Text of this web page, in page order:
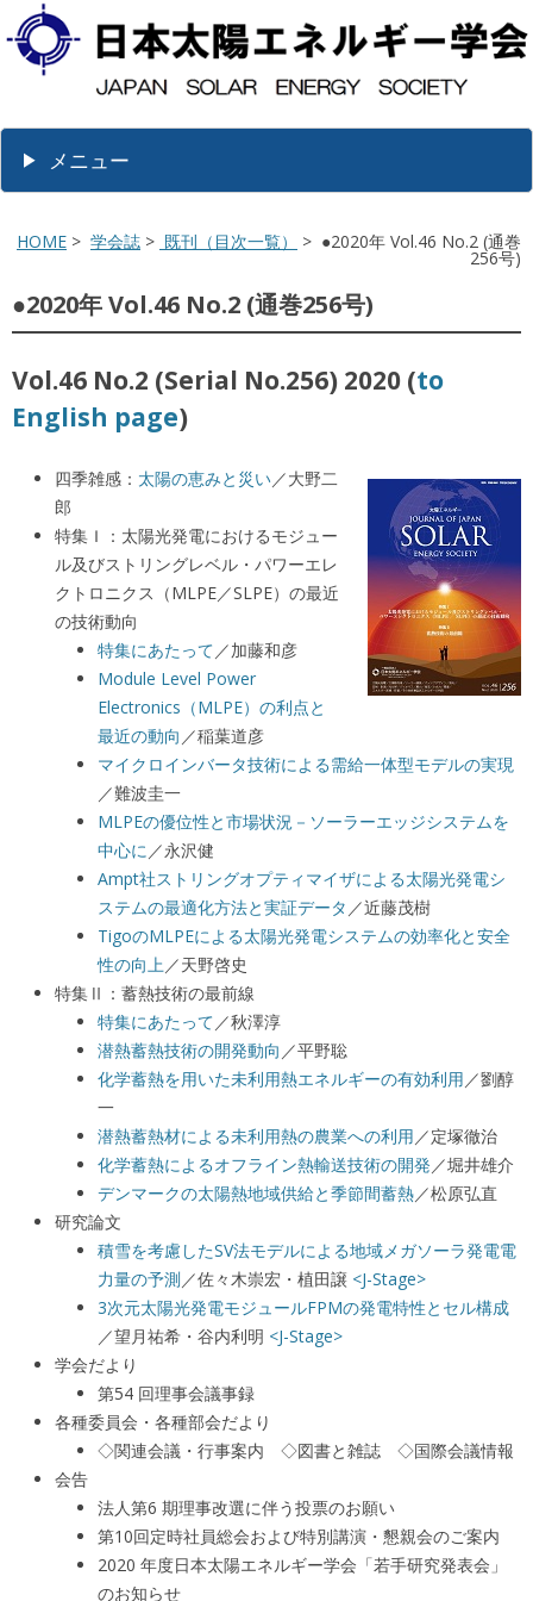
メニュー
HOME > 学会誌 > 既刊（目次一覧） > ●2020年 Vol.46 No.2 (通巻
256号)
●2020年 Vol.46 No.2 (通巻256号)
Vol.46 No.2 (Serial No.256) 2020 (to
English page)
四季雑感： 太陽の恵みと災い／大野二
郎
特集Ｉ：太陽光発電におけるモジュー
ル及びストリングレベル・パワーエレ
クトロニクス（MLPE／SLPE）の最近
の技術動向
特集にあたって／加藤和彦
Module Level Power
Electronics（MLPE）の利点と
最近の動向 ／稲葉道彦
マイクロインバータ技術による需給一体型モデルの実現
／難波圭一
MLPEの優位性と市場状況－ソーラーエッジシステムを
中心に／永沢健
Ampt社ストリングオプティマイザによる太陽光発電シ
ステムの最適化方法と実証データ ／近藤茂樹
TigoのMLPEによる太陽光発電システムの効率化と安全
性の向上／天野啓史
特集Ⅱ：蓄熱技術の最前線
特集にあたって／秋澤淳
潜熱蓄熱技術の開発動向 ／平野聡
化学蓄熱を用いた未利用熱エネルギーの有効利用／劉醇
一
潜熱蓄熱材による未利用熱の農業への利用／定塚徹治
化学蓄熱によるオフライン熱輸送技術の開発／堀井雄介
デンマークの太陽熱地域供給と季節間蓄熱／松原弘直
研究論文
積雪を考慮したSV法モデルによる地域メガソーラ発電電
力量の予測／佐々木崇宏・植田譲 <J-Stage>
3次元太陽光発電モジュールFPMの発電特性とセル構成
／望月祐希・谷内利明 <J-Stage>
学会だより
第54 回理事会議事録
各種委員会・各種部会だより
◇関連会議・行事案内 ◇図書と雑誌 ◇国際会議情報
会告
法人第6 期理事改選に伴う投票のお願い
第10回定時社員総会および特別講演・懇親会のご案内
2020 年度日本太陽エネルギー学会「若手研究発表会」
のお知らせ